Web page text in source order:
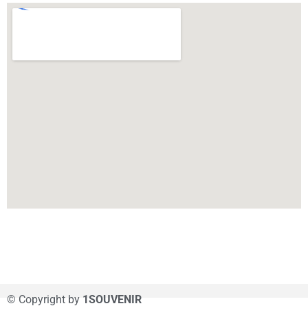
© Copyright by 1SOUVENIR